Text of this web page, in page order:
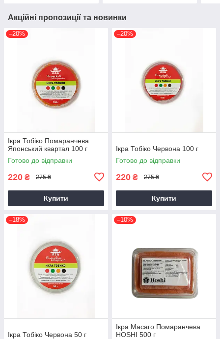
Акційні пропозиції та новинки
–20%
Ікра Тобіко Помаранчева
Японський квартал 100 г
Готово до відправки
220 ₴ 275 ₴
Купити
–20%
Ікра Тобіко Червона 100 г
Готово до відправки
220 ₴ 275 ₴
Купити
–18%
Ікра Тобіко Червона 50 г
–10%
Ікра Масаго Помаранчева
HOSHI 500 г